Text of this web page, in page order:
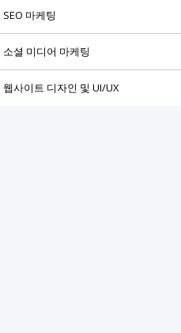
SEO 마케팅
소셜 미디어 마케팅
웹사이트 디자인 및 UI/UX